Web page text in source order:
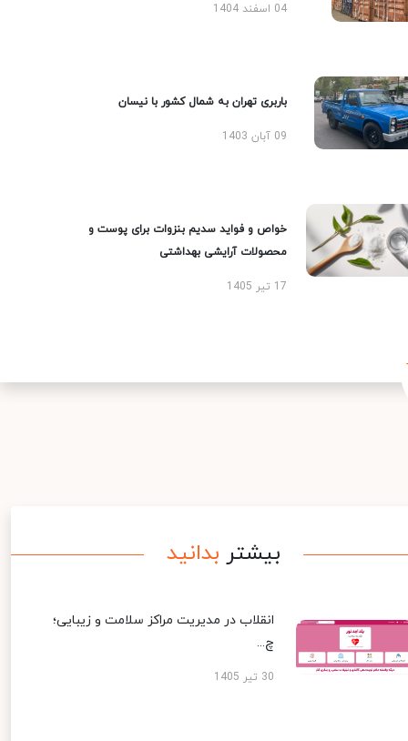
04 اسفند 1404
باربری تهران به شمال کشور با نیسان
09 آبان 1403
خواص و فواید سدیم بنزوات برای پوست و
محصولات آرایشی بهداشتی
17 تیر 1405
بیشتر بدانید
انقلاب در مدیریت مراکز سلامت و زیبایی؛
چ...
30 تیر 1405